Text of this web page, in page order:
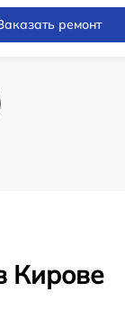
ремонт
Кирове